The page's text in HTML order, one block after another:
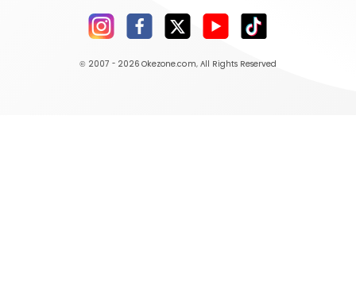
© 2007 - 2026 Okezone.com, All Rights Reserved